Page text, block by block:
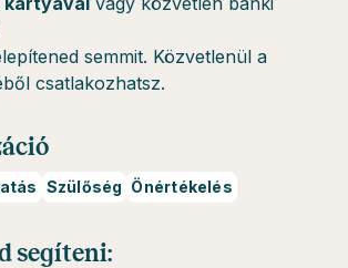
semmit. Közvetlenül a
csatlakozhatsz.
Szülőség Önértékelés
segíteni: